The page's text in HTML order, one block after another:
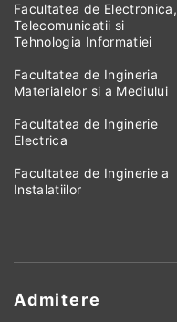
Facultatea de Electronica,
Telecomunicatii si
Tehnologia Informatiei
Facultatea de Ingineria
Materialelor si a Mediului
Facultatea de Inginerie
Electrica
Facultatea de Inginerie a
Instalatiilor
Admitere